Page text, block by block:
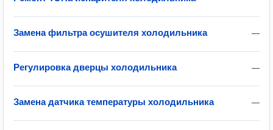
—
Замена фильтра осушителя холодильника
—
Регулировка дверцы холодильника
—
Замена датчика температуры холодильника